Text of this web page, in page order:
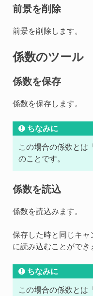
前景を削除
前景を削除します。
係数のツール
係数を保存
係数を保存します。
ちなみに
この場合の係数とは
のことです。
係数を読込
係数を読込みます。
保存した時と同じキャ
に読み込むことができ
ちなみに
この場合の係数とは